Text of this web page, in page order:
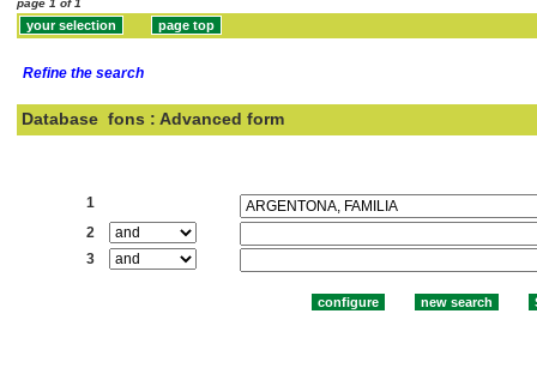
Refine the search
Database fons : Advanced form
1
2
3